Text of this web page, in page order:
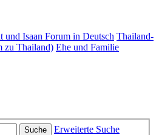
und Isaan Forum in Deutsch Thailand-
zu Thailand) Ehe und Familie
Suche Erweiterte Suche